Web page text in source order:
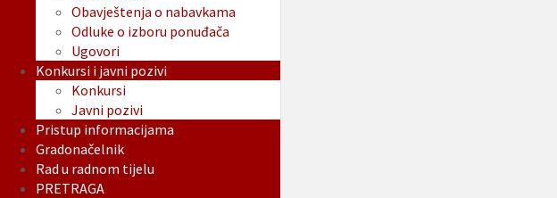
Obavještenja o nabavkama
Odluke o izboru ponuđača
Ugovori
Konkursi i javni pozivi
Konkursi
Javni pozivi
Pristup informacijama
Gradonačelnik
Rad u radnom tijelu
PRETRAGA